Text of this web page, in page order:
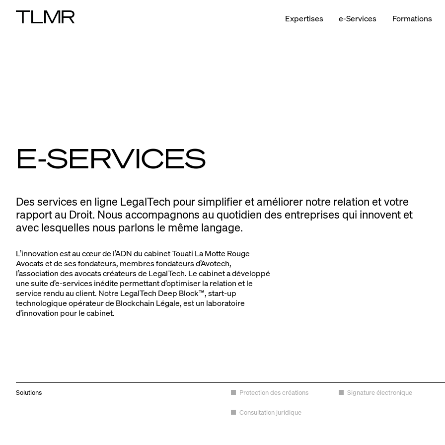
Expertises e-Services Formations
E-SERVICES
Des services en ligne LegalTech pour simplifier et améliorer notre relation et votre
rapport au Droit. Nous accompagnons au quotidien des entreprises qui innovent et
avec lesquelles nous parlons le même langage.
L’innovation est au cœur de l’ADN du cabinet Touati La Motte Rouge
Avocats et de ses fondateurs, membres fondateurs d’Avotech,
l’association des avocats créateurs de LegalTech. Le cabinet a développé
une suite d’e-services inédite permettant d’optimiser la relation et le
service rendu au client. Notre LegalTech Deep Block™, start-up
technologique opérateur de Blockchain Légale, est un laboratoire
d’innovation pour le cabinet.
Solutions Protection des créations Signature électronique
Consultation juridique